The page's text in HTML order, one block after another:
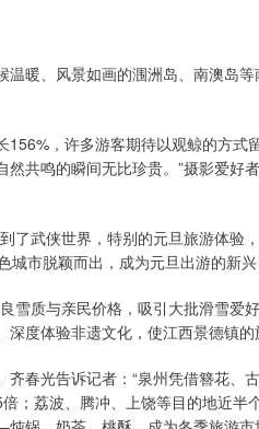
暖、风景如画的涠洲岛、南澳岛
，许多游客期待以观鲸的方式
共鸣的瞬间无比珍贵。”摄影爱好
了武侠世界，特别的元旦旅游体验
城市脱颖而出，成为元旦出游的新兴
雪质与亲民价格，吸引大批滑雪爱
度体验非遗文化，使江西景德镇
春光告诉记者：“泉州凭借簪花、
；荔波、腾冲、上饶等目的地近半